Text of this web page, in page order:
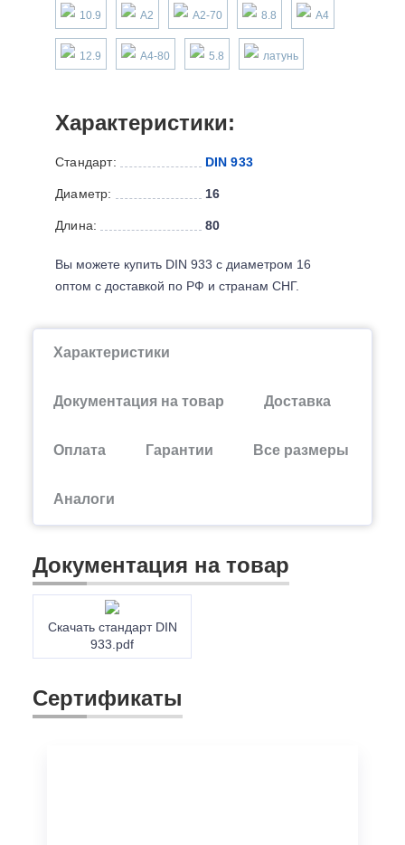
10.9 А2 А2-70 8.8 А4
12.9 А4-80 5.8 латунь
Характеристики:
Стандарт: DIN 933
Диаметр: 16
Длина: 80
Вы можете купить DIN 933 с диаметром 16
оптом с доставкой по РФ и странам СНГ.
Характеристики
Документация на товар Доставка
Оплата Гарантии Все размеры
Аналоги
Документация на товар
Скачать стандарт DIN
933.pdf
Сертификаты